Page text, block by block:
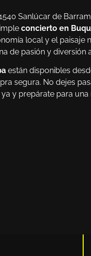
Sanlúcar de
concierto en
local y el paisaje
de pasión y diversión
están disponibles
segura. No dejes
y prepárate para